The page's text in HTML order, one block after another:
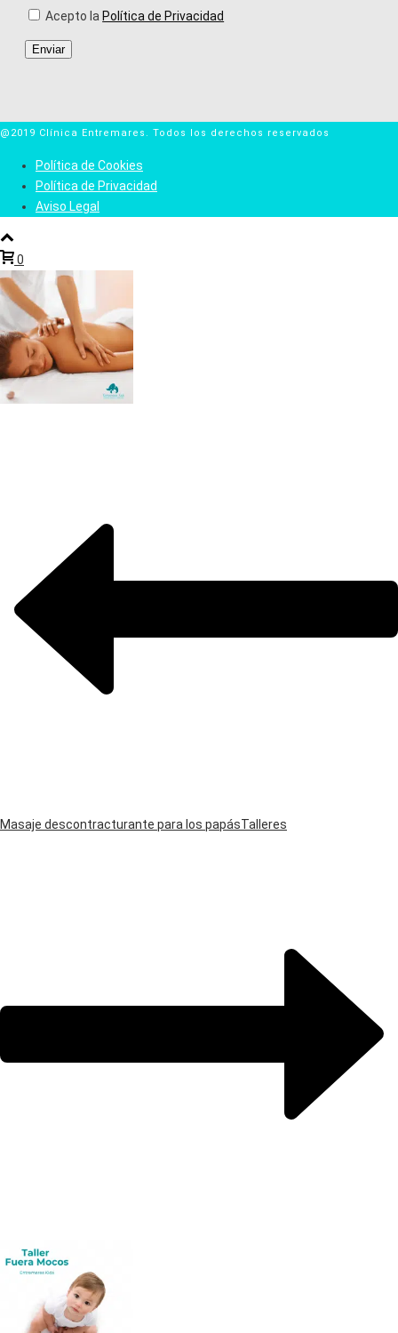
Acepto la Política de Privacidad
@2019 Clínica Entremares. Todos los derechos reservados
Política de Cookies
Política de Privacidad
Aviso Legal
0
Masaje descontracturante para los papásTalleres